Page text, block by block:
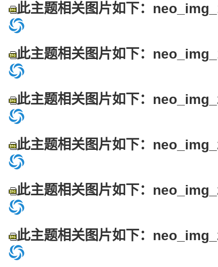
此主题相关图片如下：
此主题相关图片如下：
此主题相关图片如下：
此主题相关图片如下：
此主题相关图片如下：
此主题相关图片如下：